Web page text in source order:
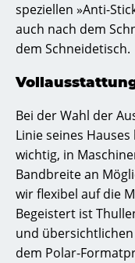
speziellen »Anti-
auch nach dem
dem Schneidetisch.
Bei der Wahl der
Linie seines
wichtig, in
Bandbreite an
wir flexibel auf die
Begeistert ist
und
dem Polar-